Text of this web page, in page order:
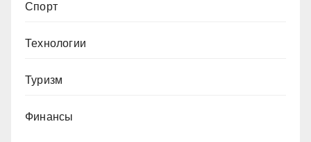
Спорт
Технологии
Туризм
Финансы